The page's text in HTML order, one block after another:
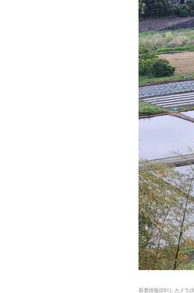
新着情報(231) カメラ(